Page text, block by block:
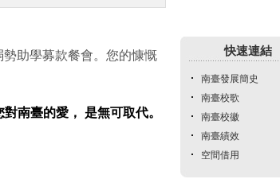
勢助學募款餐會。您的慷慨
南臺的愛， 是無可取代。
快速連結
南臺發展簡史
南臺校歌
南臺校徽
南臺績效
空間借用